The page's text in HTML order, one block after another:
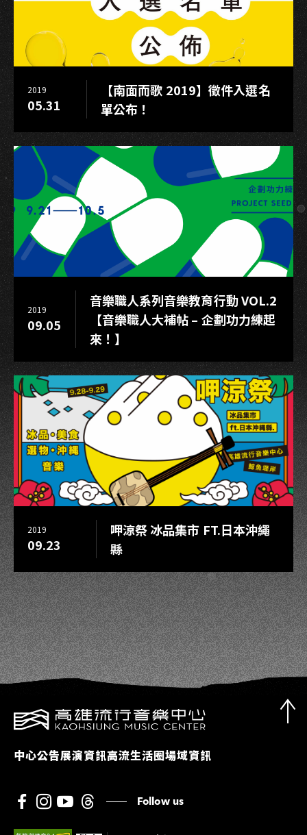
獎
團
手
製
作
2019
05.31
【南面而歌 2019】徵件入選名
單公布！
2019
09.05
音樂職人系列音樂教育行動 VOL.2
【音樂職人大補帖 – 企劃功力練起
來！】
2019
09.23
呷涼祭 冰品集市 FT.日本沖繩
縣
中心公告展演資訊高流生活圈場域資訊
Follow us